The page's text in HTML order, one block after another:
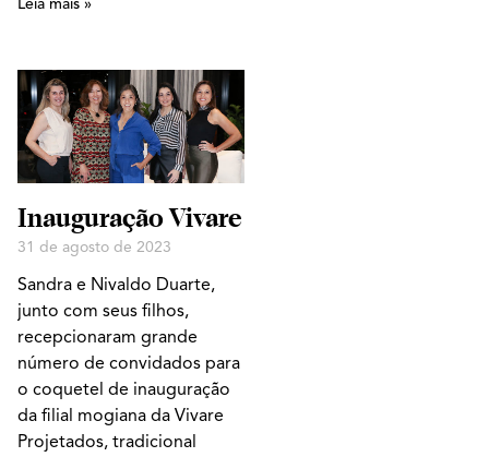
Inauguração Vivare
31 de agosto de 2023
Sandra e Nivaldo Duarte,
junto com seus filhos,
recepcionaram grande
número de convidados para
o coquetel de inauguração
da filial mogiana da Vivare
Projetados, tradicional